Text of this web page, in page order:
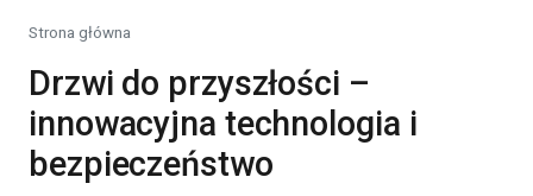
Strona główna
Drzwi do przyszłości –
innowacyjna technologia i
bezpieczeństwo